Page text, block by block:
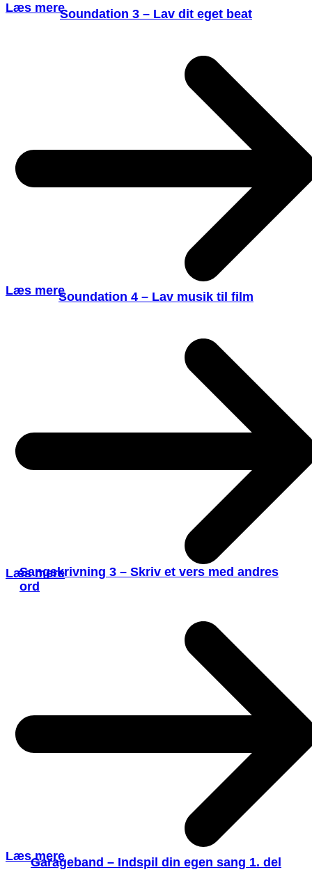
Læs mereSoundation 3 – Lav dit eget beat
Læs mereSoundation 4 – Lav musik til film
Læs mere
Sangskrivning 3 – Skriv et vers med andres
ord
Læs mere
Garageband – Indspil din egen sang 1. del